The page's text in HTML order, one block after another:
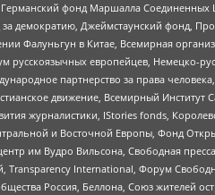
фонд Маршалла
демократию, Джеймстаунский фонд,
Фалуньгун в Китае, Всемирная
европейцев, Немецко-
партнерство за права
движение, Всемирный Институт
журналистики, IStories fonds,
и Восточной Европы, Фонд
им Вудро Вильсона, Свободная
International, Форум
Россия, Беллона, Союз жителей